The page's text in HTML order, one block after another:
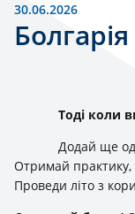
30.06.2026
Тоді коли
Додай ще
Отримай практику,
Проведи літо з